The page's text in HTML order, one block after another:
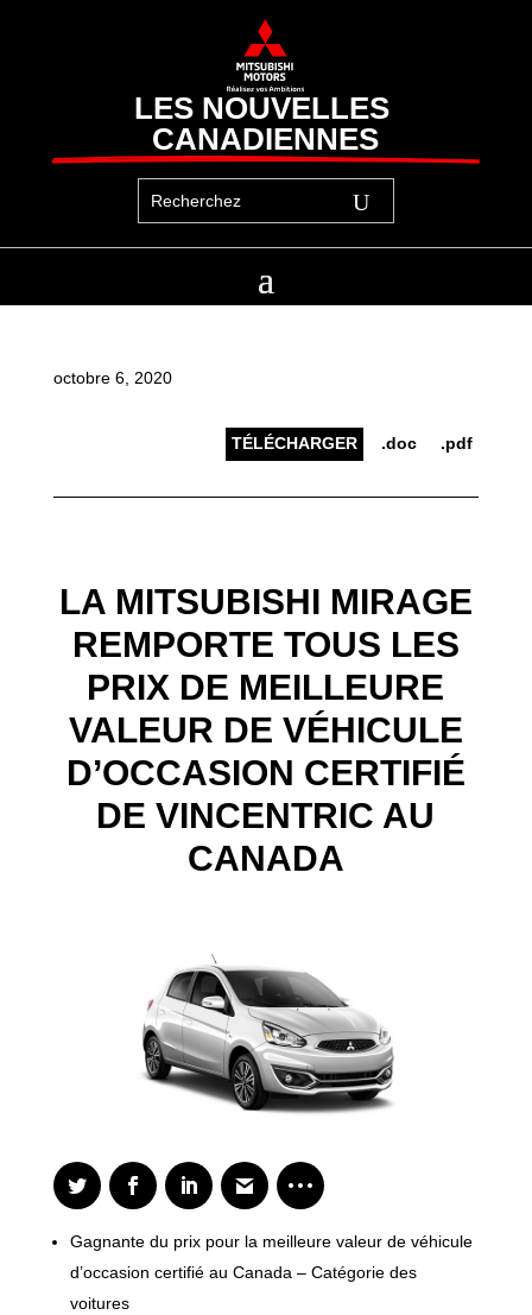
LES NOUVELLES
CANADIENNES
octobre 6, 2020
TÉLÉCHARGER .doc .pdf
LA MITSUBISHI MIRAGE
REMPORTE TOUS LES
PRIX DE MEILLEURE
VALEUR DE VÉHICULE
D’OCCASION CERTIFIÉ
DE VINCENTRIC AU
CANADA
Gagnante du prix pour la meilleure valeur de véhicule
d’occasion certifié au Canada – Catégorie des
voitures